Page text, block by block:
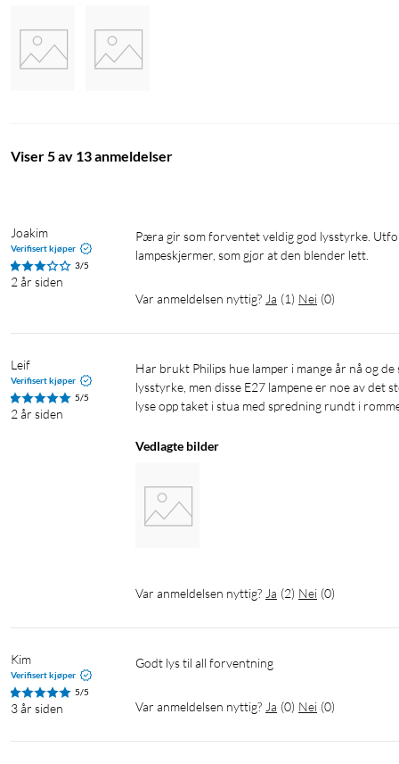
Viser 5 av 13 anmeldelser
Joakim
Verifisert kjøper
3/5
2 år siden
Pæra gir som forventet veldig god lysstyrke. Utfordringen er at den er veldig lang, så den stikker utenfor de fleste
lampeskjermer, som gjør at den blender lett.
Var anmeldelsen nyttig? Ja (1) Nei (0)
Leif
Verifisert kjøper
5/5
2 år siden
Har brukt Philips hue lamper i mange år nå og de skuffer ikke. De virker og de lyser lenge.  Ja de er ikke de sterkeste i
lysstyrke, men disse E27 lampene er noe av det
lyse opp taket i stua med spredning rundt i
Vedlagte bilder
Var anmeldelsen nyttig? Ja (2) Nei (0)
Kim
Verifisert kjøper
5/5
3 år siden
Godt lys til all forventning
Var anmeldelsen nyttig? Ja (0) Nei (0)